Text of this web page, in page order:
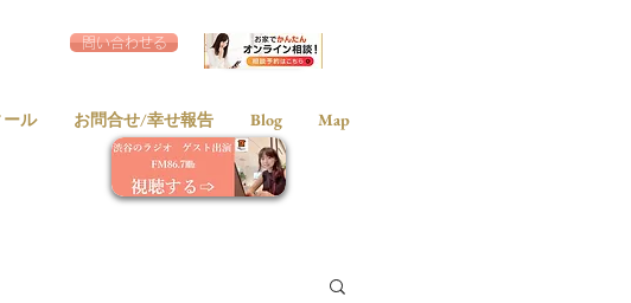
問い合わせる
ル お問合せ/幸せ報告 Blog Map